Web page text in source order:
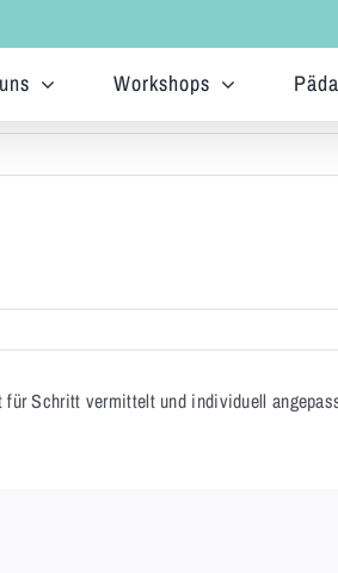
Workshops
für Schritt vermittelt und individuell